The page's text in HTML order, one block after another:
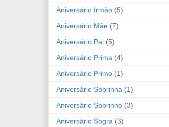
Aniversário Irmão (5)
Aniversário Mãe (7)
Aniversário Pai (5)
Aniversário Prima (4)
Aniversário Primo (1)
Aniversário Sobrinha (1)
Aniversário Sobrinho (3)
Aniversário Sogra (3)